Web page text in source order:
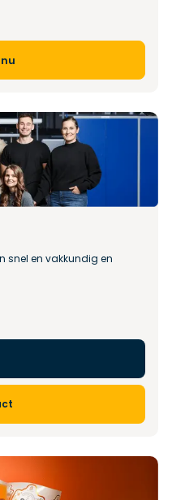
snel en vakkundig en